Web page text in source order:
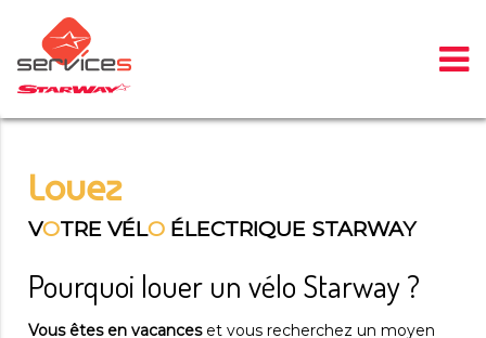
Louez
VOTRE VÉLO ÉLECTRIQUE STARWAY
Pourquoi louer un vélo Starway ?
Vous êtes en vacanceset vous recherchez un moyen